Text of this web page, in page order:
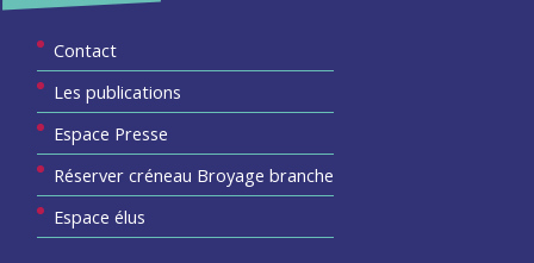
Contact
Les publications
Espace Presse
Réserver créneau Broyage branche
Espace élus